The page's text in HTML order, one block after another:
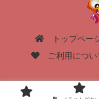
トップペー
ご利用につい
Copyright © 2004-